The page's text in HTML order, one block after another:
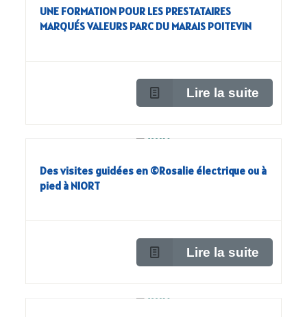
UNE FORMATION POUR LES PRESTATAIRES
MARQUÉS VALEURS PARC DU MARAIS POITEVIN
Lire la suite
Des visites guidées en ©Rosalie électrique ou à
pied à NIORT
Lire la suite